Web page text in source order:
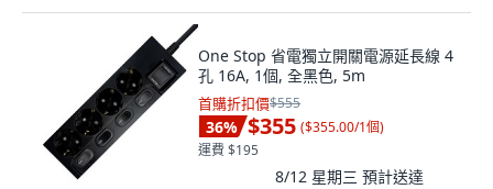
One Stop 省電獨立開關電源延長線 4
孔 16A, 1個, 全黑色, 5m
首購折扣價$555
36% $355 ($355.00/1個)
運費 $195
8/12 星期三 預計送達